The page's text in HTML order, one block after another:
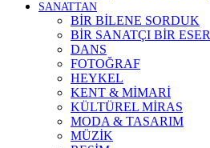
SANATTAN
BİR BİLENE SORDUK
BİR SANATÇI BİR ESER
DANS
FOTOĞRAF
HEYKEL
KENT & MİMARİ
KÜLTÜREL MİRAS
MODA & TASARIM
MÜZİK